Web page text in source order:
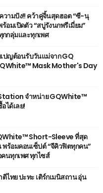
วามปัง!! คว้าคู่จิ้นสุดฮอต “ซี-นุ
อมเปิดตัว “สบู่รังนกพรีเมี่ยม”
กลุ่มและทุกเพศ
ญต้อนรับวันแม่จาก GQ
Mask Mother's Day
จำหน่าย GQWhite™
ได้เลย!
Short-Sleeve ที่สุด
ร้อมคอนเซ็ปต์ “จีคิวฟิตทุกคน”
นทุกเพศ ทุกไซส์
ไทย ปะทะ เติร์กเมนิสถาน อุ่น